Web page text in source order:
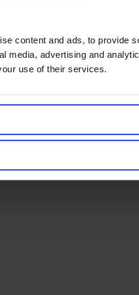
content and ads, to provide
media, advertising and
use of their services.